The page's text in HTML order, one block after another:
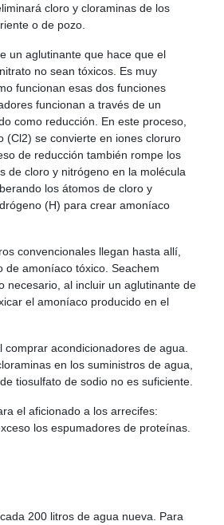
cloro y cloraminas de los
o de pozo.
un aglutinante que hace que el
no sean tóxicos. Es muy
funcionan esas dos funciones
funcionan a través de un
como reducción. En este proceso,
(Cl2) se convierte en iones cloruro
de reducción también rompe los
de cloro y nitrógeno en la molécula
los átomos de cloro y
(H) para crear amoníaco
convencionales llegan hasta allí,
de amoníaco tóxico. Seachem
necesario, al incluir un aglutinante de
el amoníaco producido en el
comprar acondicionadores de agua.
en los suministros de agua,
tiosulfato de sodio no es suficiente.
el aficionado a los arrecifes:
los espumadores de proteínas.
200 litros de agua nueva. Para